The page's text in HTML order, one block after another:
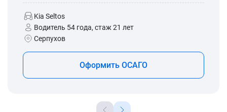
Kia Seltos
Водитель 54 года, стаж 21 лет
Серпухов
Оформить ОСАГО